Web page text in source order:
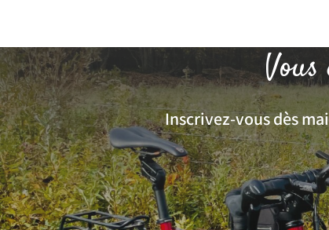
Inscrivez-vous dès